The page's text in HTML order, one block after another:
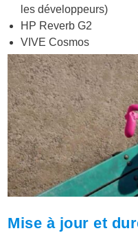
les développeurs)
HP Reverb G2
VIVE Cosmos
Mise à jour et